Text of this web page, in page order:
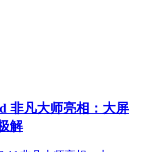
非凡大师亮相：大屏
解